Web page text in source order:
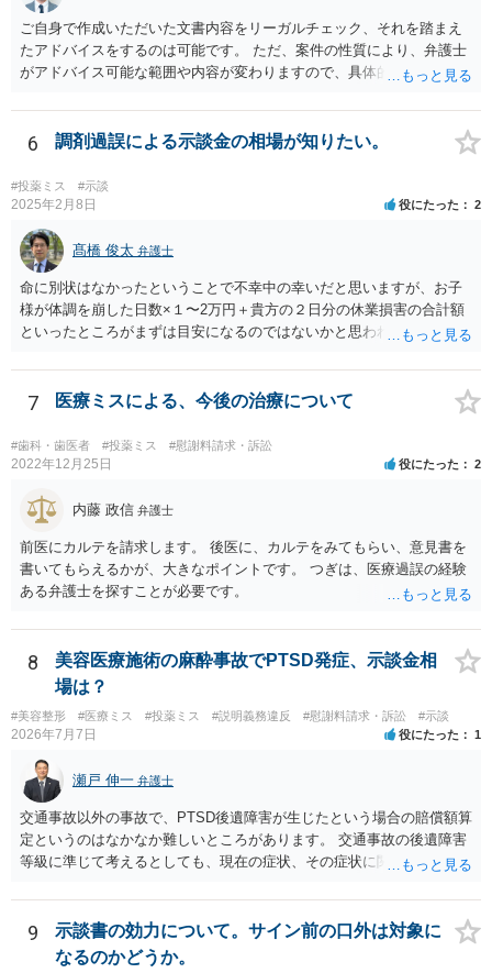
ご自身で作成いただいた文書内容をリーガルチェック、それを踏まえ
たアドバイスをするのは可能です。 ただ、案件の性質により、弁護士
がアドバイス可能な範囲や内容が変わりますので、具体的な状況と共
す）。
6 調剤過誤による示談金の相場が知りたい。
#投薬ミス #示談
2025年2月8日 役にたった 2
髙橋 俊太 弁護士
命に別状はなかったということで不幸中の幸いだと思いますが、お子
様が体調を崩した日数×１〜2万円＋貴方の２日分の休業損害の合計額
といったところがまずは目安になるのではないかと思われます。
7 医療ミスによる、今後の治療について
#歯科・歯医者 #投薬ミス #慰謝料請求・訴訟
2022年12月25日 役にたった 2
内藤 政信 弁護士
前医にカルテを請求します。 後医に、カルテをみてもらい、意見書を
書いてもらえるかが、大きなポイントです。 つぎは、医療過誤の経験
ある弁護士を探すことが必要です。
8
美容医療施術の麻酔事故でPTSD発症、示談金相
場は？
#美容整形 #医療ミス #投薬ミス #説明義務違反 #慰謝料請求・訴訟 #示談
2026年7月7日 役にたった 1
瀬戸 伸一 弁護士
交通事故以外の事故で、PTSD後遺障害が生じたという場合の賠償額算
定というのはなかなか難しいところがあります。 交通事故の後遺障害
等級に準じて考えるとしても、現在の症状、その症状に関する医療記
ず、あっても、一定の検討をしないと算定は難しいと思いますので、
一般的には無料相談で確度の高い回答は得られないと思われます。 現
在の提案額で不満という場合、一般的には弁護士に依頼をして訴訟と
9
示談書の効力について。サイン前の口外は対象に
なるのかどうか。